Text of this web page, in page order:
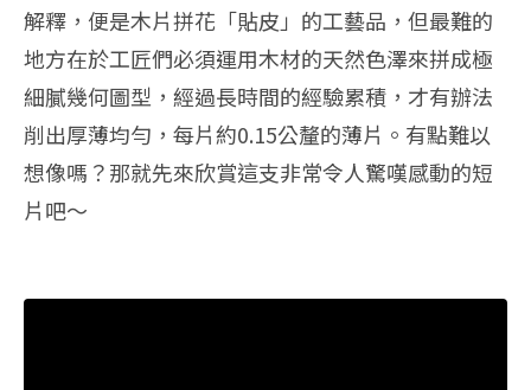
解釋，便是木片拼花「貼皮」的工藝品，但最難的
地方在於工匠們必須運用木材的天然色澤來拼成極
細膩幾何圖型，經過長時間的經驗累積，才有辦法
削出厚薄均勻，每片約0.15公釐的薄片。有點難以
想像嗎？那就先來欣賞這支非常令人驚嘆感動的短
片吧～